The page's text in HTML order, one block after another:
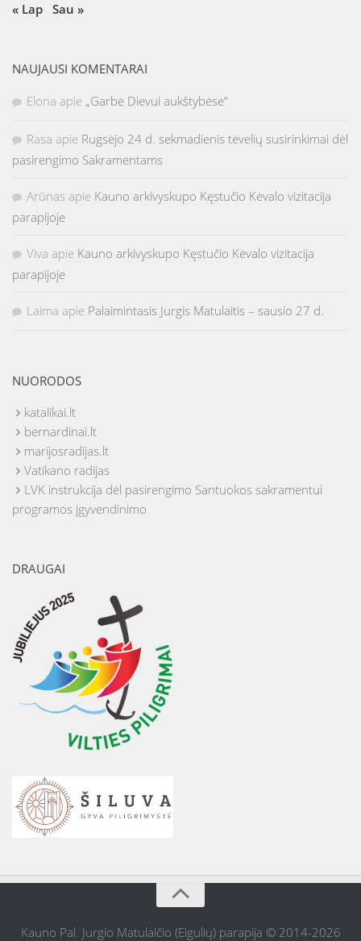
« Lap Sau »
NAUJAUSI KOMENTARAI
Elona apie „Garbė Dievui aukštybėse”
Rasa apie Rugsėjo 24 d. sekmadienis tėvelių susirinkimai dėl
pasirengimo Sakramentams
Arūnas apie Kauno arkivyskupo Kęstučio Kėvalo vizitacija
parapijoje
Viva apie Kauno arkivyskupo Kęstučio Kėvalo vizitacija
parapijoje
Laima apie Palaimintasis Jurgis Matulaitis – sausio 27 d.
NUORODOS
katalikai.lt
bernardinai.lt
marijosradijas.lt
Vatikano radijas
LVK instrukcija dėl pasirengimo Santuokos sakramentui
programos įgyvendinimo
DRAUGAI
Kauno Pal. Jurgio Matulaičio (Eigulių) parapija © 2014-2026